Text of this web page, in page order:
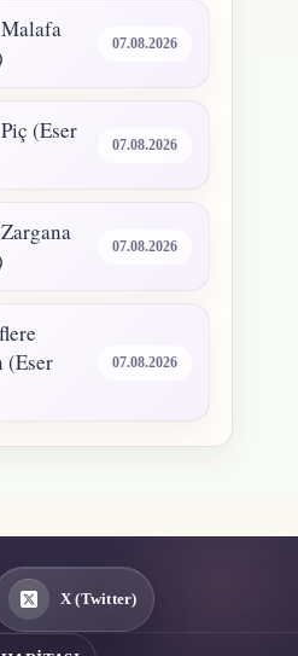
07.08.2026
(Eser
07.08.2026
07.08.2026
(Eser
07.08.2026
X (Twitter)